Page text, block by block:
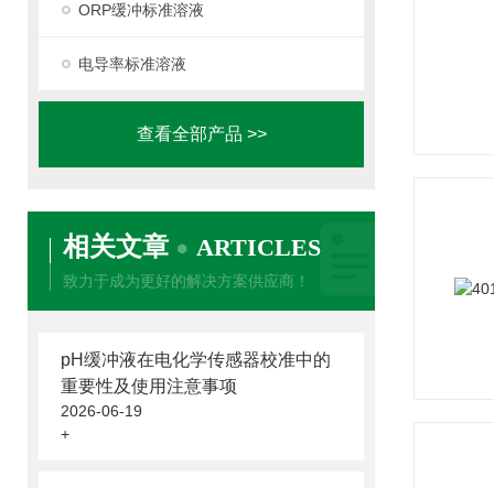
ORP缓冲标准溶液
电导率标准溶液
查看全部产品 >>
相关文章 ARTICLES
致力于成为更好的解决方案供应商！
pH缓冲液在电化学传感器校准中的
重要性及使用注意事项
2026-06-19
+